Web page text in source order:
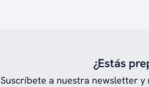
¿Estás
Suscríbete a nuestra newsletter